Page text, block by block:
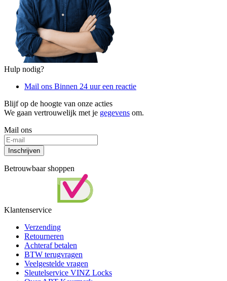
Hulp nodig?
Mail ons Binnen 24 uur een reactie
Blijf op de hoogte van onze acties
We gaan vertrouwelijk met je gegevens om.
Mail ons
Inschrijven
Betrouwbaar shoppen
Klantenservice
Verzending
Retourneren
Achteraf betalen
BTW terugvragen
Veelgestelde vragen
Sleutelservice VINZ Locks